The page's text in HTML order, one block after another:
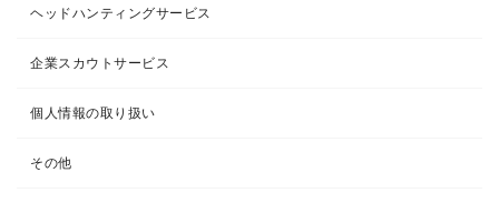
ヘッドハンティングサービス
企業スカウトサービス
個人情報の取り扱い
その他